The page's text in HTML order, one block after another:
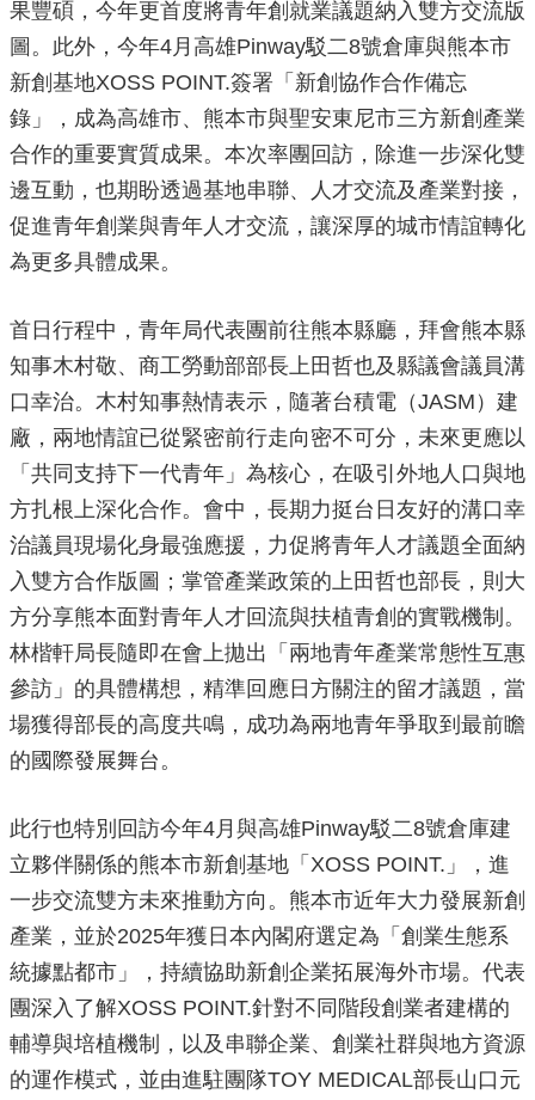
覽
局
長
信
箱
雙
語
詞
Instagram
Line
隱
私
權
及
安
全
政
政
網
站
資
料
放
告
果豐碩，今年更首度將青年創就業議題納入雙方交流版
圖。此外，今年4月高雄Pinway駁二8號倉庫與熊本市
新創基地XOSS POINT.簽署「新創協作合作備忘
錄」，成為高雄市、熊本市與聖安東尼市三方新創產業
合作的重要實質成果。本次率團回訪，除進一步深化雙
邊互動，也期盼透過基地串聯、人才交流及產業對接，
促進青年創業與青年人才交流，讓深厚的城市情誼轉化
為更多具體成果。
首日行程中，青年局代表團前往熊本縣廳，拜會熊本縣
知事木村敬、商工勞動部部長上田哲也及縣議會議員溝
口幸治。木村知事熱情表示，隨著台積電（JASM）建
廠，兩地情誼已從緊密前行走向密不可分，未來更應以
「共同支持下一代青年」為核心，在吸引外地人口與地
方扎根上深化合作。會中，長期力挺台日友好的溝口幸
治議員現場化身最強應援，力促將青年人才議題全面納
入雙方合作版圖；掌管產業政策的上田哲也部長，則大
方分享熊本面對青年人才回流與扶植青創的實戰機制。
林楷軒局長隨即在會上拋出「兩地青年產業常態性互惠
參訪」的具體構想，精準回應日方關注的留才議題，當
場獲得部長的高度共鳴，成功為兩地青年爭取到最前瞻
的國際發展舞台。
此行也特別回訪今年4月與高雄Pinway駁二8號倉庫建
立夥伴關係的熊本市新創基地「XOSS POINT.」，進
一步交流雙方未來推動方向。熊本市近年大力發展新創
產業，並於2025年獲日本內閣府選定為「創業生態系
統據點都市」，持續協助新創企業拓展海外市場。代表
團深入了解XOSS POINT.針對不同階段創業者建構的
輔導與培植機制，以及串聯企業、創業社群與地方資源
的運作模式，並由進駐團隊TOY MEDICAL部長山口元